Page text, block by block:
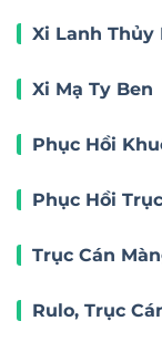
Xi Lanh Thủy
Xi Mạ Ty Ben
Phục Hồi
Phục Hồi
Trục Cán
Rulo, Trục